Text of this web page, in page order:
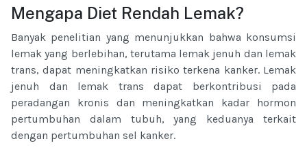
Mengapa Diet Rendah Lemak?
Banyak penelitian yang menunjukkan bahwa konsumsi
lemak yang berlebihan, terutama lemak jenuh dan lemak
trans, dapat meningkatkan risiko terkena kanker. Lemak
jenuh dan lemak trans dapat berkontribusi pada
peradangan kronis dan meningkatkan kadar hormon
pertumbuhan dalam tubuh, yang keduanya terkait
dengan pertumbuhan sel kanker.